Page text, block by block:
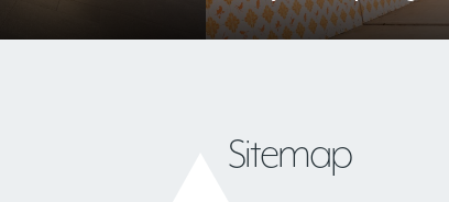
Sitemap